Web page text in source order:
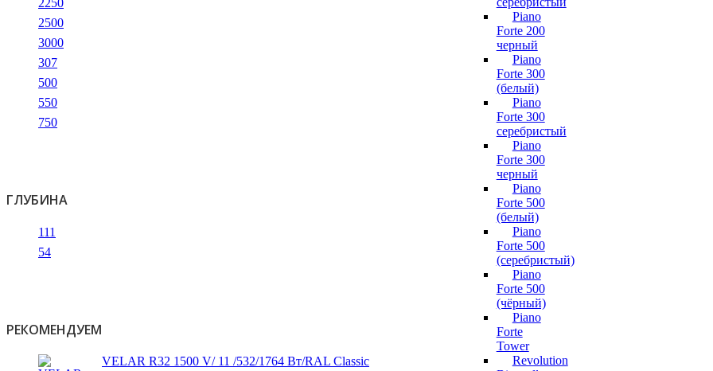
Piano
Forte 200
черный
Piano
Forte 300
(белый)
Piano
Forte 300
серебристый
Piano
Forte 300
черный
Piano
Forte 500
(белый)
Piano
Forte 500
(серебристый)
Piano
Forte 500
(чёрный)
Piano
Forte
Tower
Revolution
2500
3000
307
500
550
750
ГЛУБИНА
111
54
РЕКОМЕНДУЕМ
VELAR R32 1500 V/ 11 /532/1764 Вт/RAL Classic